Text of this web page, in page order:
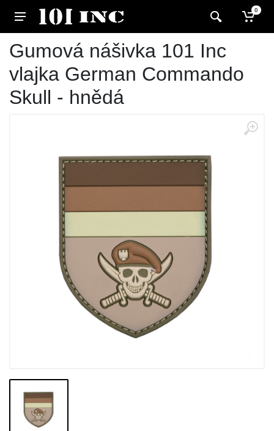
0
Gumová nášivka 101 Inc
vlajka German Commando
Skull - hnědá